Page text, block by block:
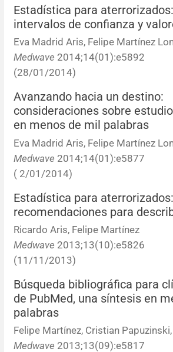
Ensayos
Práctica clínica
Política de cobros
Políticas editoriales
Instrucciones para autores
Patrocinadores y financiamiento
Editores
Comité editorial
Resúmenes de congresos
Noticias
Estadística para
intervalos de confianza y
Eva Madrid Aris, Felipe Martínez
Medwave 2014;14(01):e5892
(28/01/2014)
Avanzando hacia un destino:
consideraciones sobre
en menos de mil palabras
Eva Madrid Aris, Felipe Martínez
Medwave 2014;14(01):e5877
( 2/01/2014)
Estadística para aterrorizados:
recomendaciones para
Ricardo Aris, Felipe Martínez
Medwave 2013;13(10):e5826
(11/11/2013)
Búsqueda bibliográfica para
de PubMed, una síntesis en
palabras
Felipe Martínez, Cristian
Medwave 2013;13(09):e5817